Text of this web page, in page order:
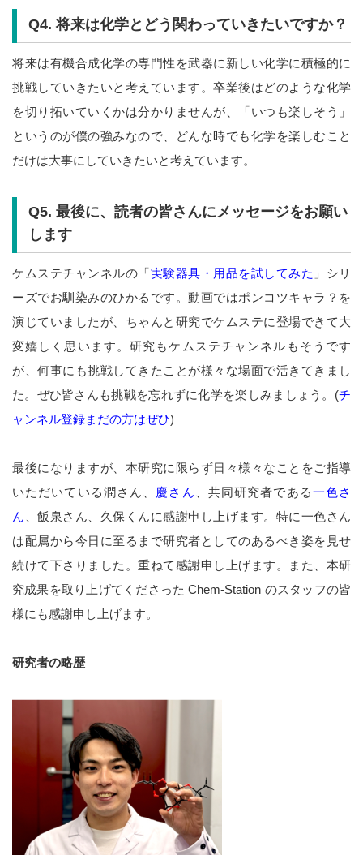
Q4. 将来は化学とどう関わっていきたいですか？
将来は有機合成化学の専門性を武器に新しい化学に積極的に
挑戦していきたいと考えています。卒業後はどのような化学
を切り拓いていくかは分かりませんが、「いつも楽しそう」
というのが僕の強みなので、どんな時でも化学を楽しむこと
だけは大事にしていきたいと考えています。
Q5. 最後に、読者の皆さんにメッセージをお願い
します
ケムステチャンネルの「実験器具・用品を試してみた 」シリ
ーズでお馴染みのひかるです。動画ではポンコツキャラ？を
演じていましたが、ちゃんと研究でケムステに登場できて大
変嬉しく思います。研究もケムステチャンネルもそうです
が、何事にも挑戦してきたことが様々な場面で活きてきまし
た。ぜひ皆さんも挑戦を忘れずに化学を楽しみましょう。(チ
ャンネル登録まだの方はぜひ)
最後になりますが、本研究に限らず日々様々なことをご指導
いただいている潤さん、 慶さん 、共同研究者である一色さ
ん 、飯泉さん、久保くんに感謝申し上げます。特に一色さん
は配属から今日に至るまで研究者としてのあるべき姿を見せ
続けて下さりました。重ねて感謝申し上げます。また、本研
究成果を取り上げてくださった Chem-Station のスタッフの皆
様にも感謝申し上げます。
研究者の略歴